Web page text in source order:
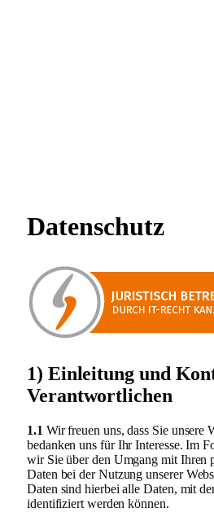
Datenschutz
1) Einleitung und
Verantwortlichen
1.1 Wir freuen uns, dass Sie unsere
bedanken uns für Ihr Interesse. Im
wir Sie über den Umgang mit Ihren
Daten bei der Nutzung unserer
Daten sind hierbei alle Daten, mit
identifiziert werden können.